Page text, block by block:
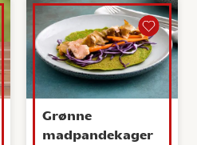
Grønne
madpandekager